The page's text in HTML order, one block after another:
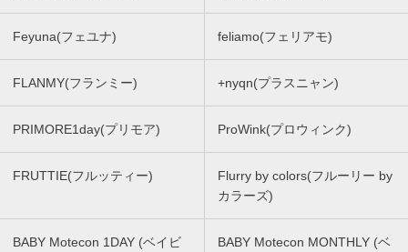
Feyuna(フェユナ) feliamo(フェリアモ)
FLANMY(フランミー) +nyqn(プラスニャン)
PRIMORE1day(プリモア) ProWink(プロウィンク)
FRUTTIE(フルッティー)
Flurry by colors(フルーリー by
カラーズ)
BABY Motecon 1DAY (ベイビ
BABY Motecon MONTHLY (ベ